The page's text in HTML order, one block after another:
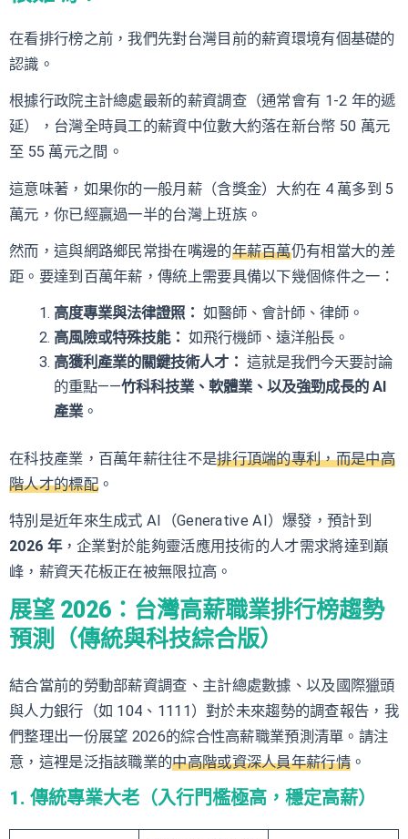
在看排行榜之前，我們先對台灣目前的薪資環境有個基礎的
認識。
根據行政院主計總處最新的薪資調查（通常會有 1-2 年的遞
延），台灣全時員工的薪資中位數大約落在新台幣 50 萬元
至 55 萬元之間。
這意味著，如果你的一般月薪（含獎金）大約在 4 萬多到 5
萬元，你已經贏過一半的台灣上班族。
然而，這與網路鄉民常掛在嘴邊的年薪百萬仍有相當大的差
距。要達到百萬年薪，傳統上需要具備以下幾個條件之一：
高度專業與法律證照： 如醫師、會計師、律師。
高風險或特殊技能： 如飛行機師、遠洋船長。
高獲利產業的關鍵技術人才： 這就是我們今天要討論
的重點——竹科科技業、軟體業、以及強勁成長的 AI
產業 。
在科技產業，百萬年薪往往不是排行頂端的專利，而是中高
階人才的標配。
特別是近年來生成式 AI（Generative AI）爆發，預計到
2026 年，企業對於能夠靈活應用技術的人才需求將達到巔
峰，薪資天花板正在被無限拉高。
展望 2026：台灣高薪職業排行榜趨勢
預測（傳統與科技綜合版）
結合當前的勞動部薪資調查、主計總處數據、以及國際獵頭
與人力銀行（如 104、1111）對於未來趨勢的調查報告，我
們整理出一份展望 2026的綜合性高薪職業預測清單。請注
意，這裡是泛指該職業的中高階或資深人員年薪行情。
1. 傳統專業大老（入行門檻極高，穩定高薪）